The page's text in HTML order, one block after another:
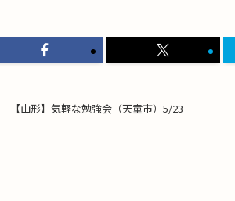
【山形】気軽な勉強会（天童市）5/23